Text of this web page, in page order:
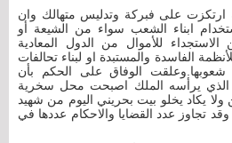
ارتكزت على فبركة وتدليس متهالك وان
ابناء الشعب سواء من الشيعة أو
للأموال من الدول المعادية
الفاسدة والمستبدة او لبناء تحالفات
الوفاق على الحكم بأن
الذي يرأسه الملك اصبحت محل سخرية
ولا يكاد يخلو بيت بحريني اليوم من شهيد
تجاوز عدد القضايا والاحكام عددها في